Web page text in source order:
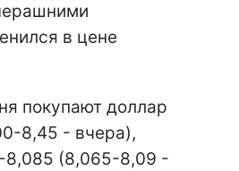
в цене
покупают доллар
8,45 - вчера),
8,085 (8,065-8,09 -